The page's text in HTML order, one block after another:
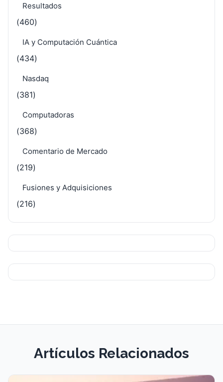
Resultados
(460)
IA y Computación Cuántica
(434)
Nasdaq
(381)
Computadoras
(368)
Comentario de Mercado
(219)
Fusiones y Adquisiciones
(216)
Artículos Relacionados